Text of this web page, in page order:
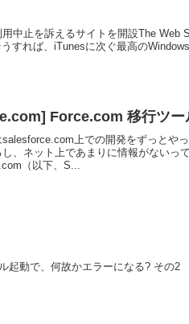
中止を訴えるサイトを開設The Web
うすれば、iTunesに次ぐ最高の
Force.com 移行ツー
上での開発をずっとや
、ネット上であまりに情報がないっ
（以下、S...
起動で、何故かエラーになる? その2